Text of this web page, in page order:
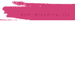
18 約伯記